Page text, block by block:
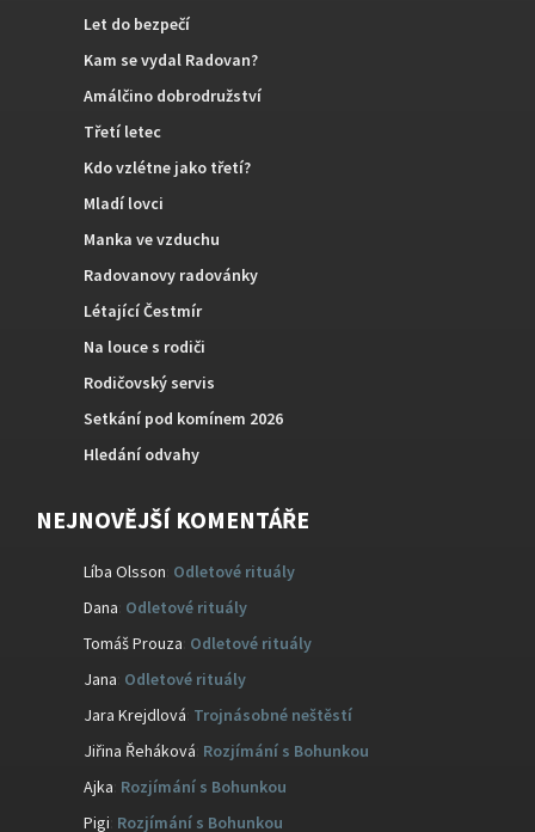
Let do bezpečí
Kam se vydal Radovan?
Amálčino dobrodružství
Třetí letec
Kdo vzlétne jako třetí?
Mladí lovci
Manka ve vzduchu
Radovanovy radovánky
Létající Čestmír
Na louce s rodiči
Rodičovský servis
Setkání pod komínem 2026
Hledání odvahy
NEJNOVĚJŠÍ KOMENTÁŘE
Líba Olsson Odletové rituály
Dana Odletové rituály
Tomáš Prouza Odletové rituály
Jana Odletové rituály
Jara Krejdlová Trojnásobné neštěstí
Jiřina Řeháková Rozjímání s Bohunkou
Ajka Rozjímání s Bohunkou
Pigi Rozjímání s Bohunkou